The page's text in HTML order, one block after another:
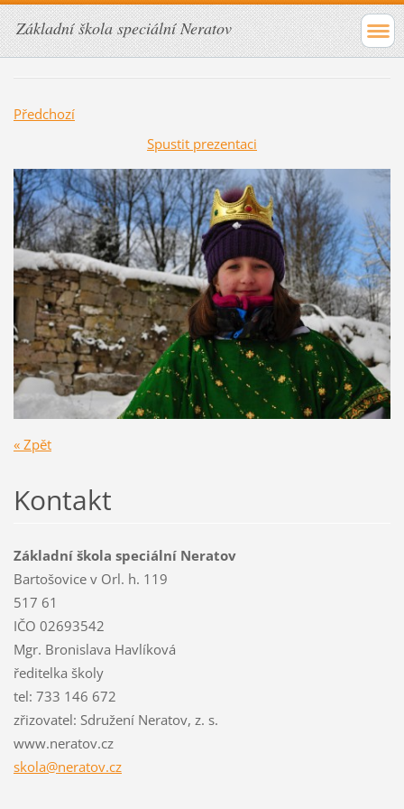
Základní škola speciální Neratov
Předchozí
Spustit prezentaci
« Zpět
Kontakt
Základní škola speciální Neratov
Bartošovice v Orl. h. 119
517 61
IČO 02693542
Mgr. Bronislava Havlíková
ředitelka školy
tel: 733 146 672
zřizovatel: Sdružení Neratov, z. s.
www.neratov.cz
skola@neratov.cz